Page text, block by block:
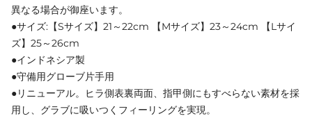
異なる場合が御座います。
●サイズ:【Sサイズ】21～22cm 【Mサイズ】23～24cm 【Lサイ
ズ】25～26cm
●インドネシア製
●守備用グローブ片手用
●リニューアル。ヒラ側表裏両面、指甲側にもすべらない素材を採
用し、グラブに吸いつくフィーリングを実現。